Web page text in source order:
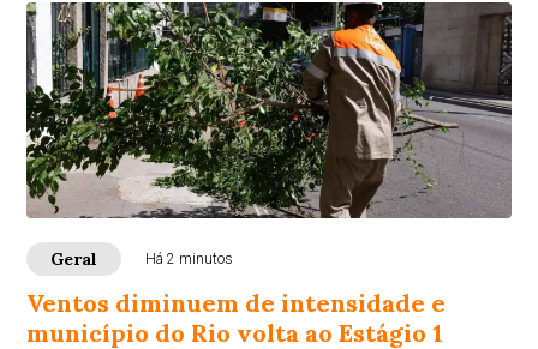
Geral Há 2 minutos
Ventos diminuem de intensidade e
município do Rio volta ao Estágio 1